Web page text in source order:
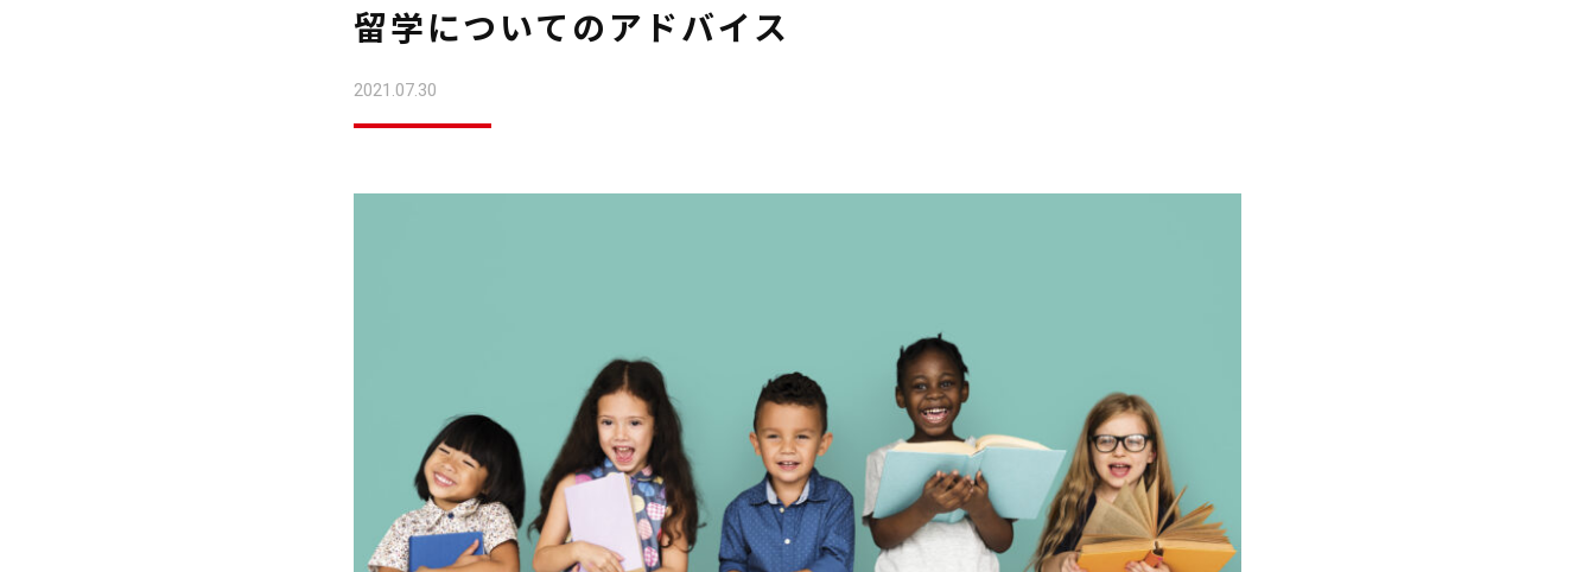
留学についてのアドバイス
2021.07.30